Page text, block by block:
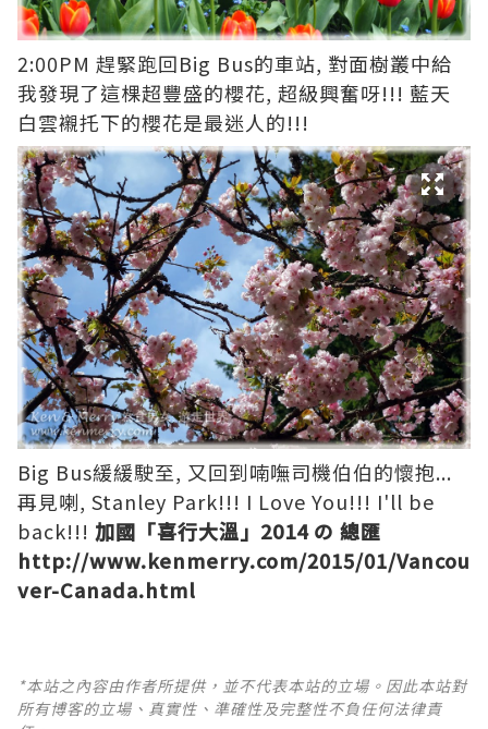
2:00PM 趕緊跑回Big Bus的車站, 對面樹叢中給
我發現了這棵超豐盛的櫻花, 超級興奮呀!!! 藍天
白雲襯托下的櫻花是最迷人的!!!
Big Bus緩緩駛至, 又回到喃嘸司機伯伯的懷抱...
再見喇, Stanley Park!!! I Love You!!! I'll be
back!!! 加國「喜行大溫」2014 の 總匯
http://www.kenmerry.com/2015/01/Vancou
ver-Canada.html
*本站之內容由作者所提供，並不代表本站的立場。因此本站對
所有博客的立場、真實性、準確性及完整性不負任何法律責